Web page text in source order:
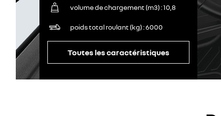
volume de chargement (m3) 10,8
poids total roulant (kg) 6000
Toutes les caractéristiques